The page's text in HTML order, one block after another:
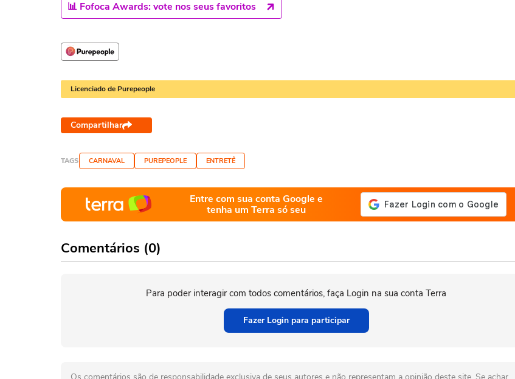
📊 Fofoca Awards: vote nos seus favoritos
Licenciado de Purepeople
Compartilhar
TAGS CARNAVAL PUREPEOPLE ENTRETÊ
Entre com sua conta Google e
tenha um Terra só seu
Comentários (0)
Para poder interagir com todos comentários, faça Login na sua conta Terra
Fazer Login para participar